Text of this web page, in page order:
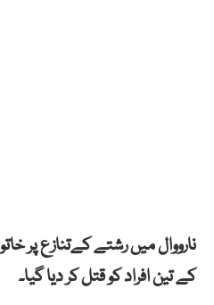
نارووال میں رشتے کےتنازع پر
کے تین افراد کو قتل کر دیا گیا۔